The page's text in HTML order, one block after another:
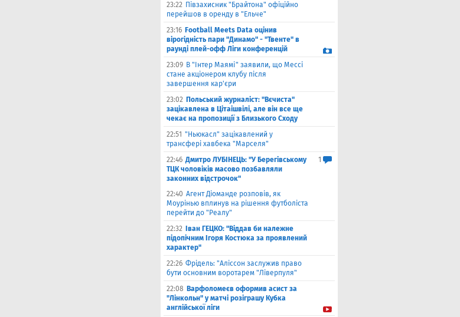
23:22 Півзахисник "Брайтона" офіційно
перейшов в оренду в "Ельче"
23:16 Football Meets Data оцінив
вірогідність пари "Динамо" - "Твенте" в
раунді плей-офф Ліги конференцій
23:09 В "Інтер Маямі" заявили, що Мессі
стане акціонером клубу після
завершення кар'єри
23:02 Польський журналіст: "Вєчиста"
зацікавлена ​​в Цітаішвілі, але він все ще
чекає на пропозиції з Близького Сходу
22:51 "Ньюкасл" зацікавлений у
трансфері хавбека "Марселя"
22:46 Дмитро ЛУБІНЕЦЬ: "У Берегівському
ТЦК чоловіків масово позбавляли
законних відстрочок"
1
22:40 Агент Діоманде розповів, як
Моурінью вплинув на рішення футболіста
перейти до "Реалу"
22:32
Іван ГЕЦКО: "Віддав би належне
підопічним Ігоря Костюка за проявлений
характер"
22:26 Фрідель: "Аліссон заслужив право
бути основним воротарем "Ліверпуля"
22:08 Варфоломеєв оформив асист за
"Лінкольн" у матчі розіграшу Кубка
англійської ліги